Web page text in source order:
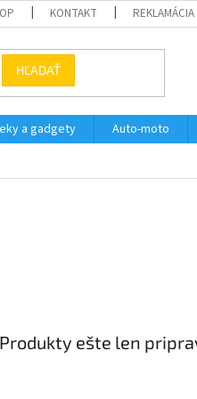
KONTAKT REKLAMÁCIA
HĽADAŤ
a gadgety Auto-moto
Produkty ešte len